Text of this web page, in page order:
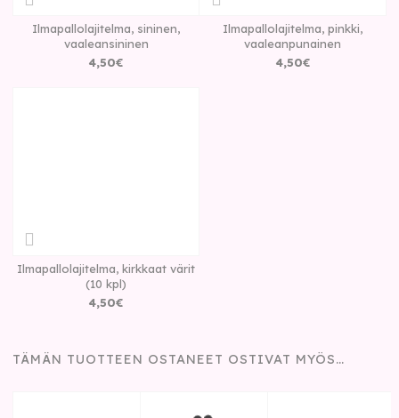
Ilmapallolajitelma, sininen,
vaaleansininen
4,50€
Ilmapallolajitelma, pinkki,
vaaleanpunainen
4,50€
Ilmapallolajitelma, kirkkaat värit
(10 kpl)
4,50€
TÄMÄN TUOTTEEN OSTANEET OSTIVAT MYÖS…